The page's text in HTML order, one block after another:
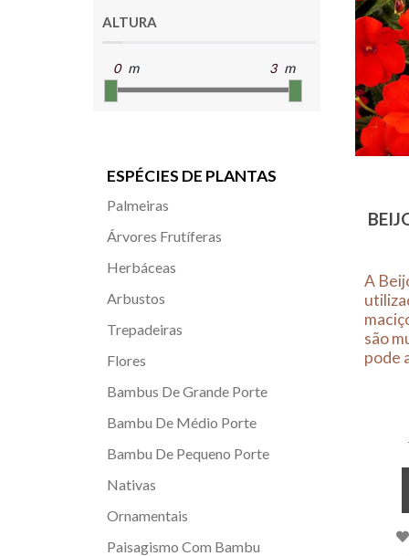
A
são
pode
ALTURA
m m
ESPÉCIES DE PLANTAS
Palmeiras
Árvores Frutíferas
Herbáceas
Arbustos
Trepadeiras
Flores
Bambus De Grande Porte
Bambu De Médio Porte
Bambu De Pequeno Porte
Nativas
Ornamentais
Paisagismo Com Bambu